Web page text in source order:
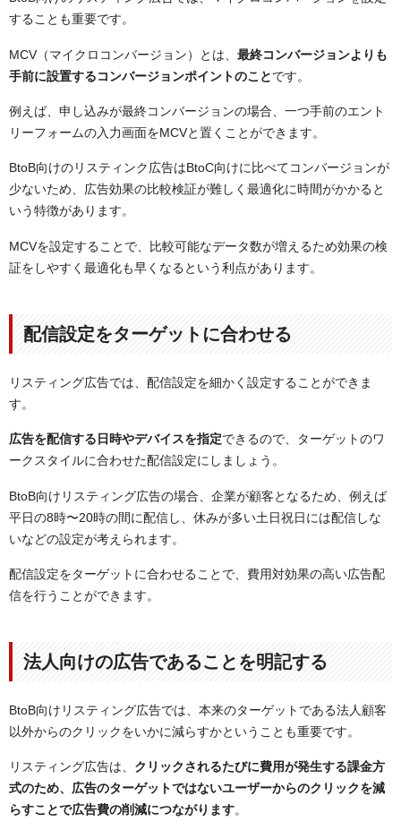
することも重要です。
MCV（マイクロコンバージョン）とは、 最終コンバージョンよりも
手前に設置するコンバージョンポイントのことです。
例えば、申し込みが最終コンバージョンの場合、一つ手前のエント
リーフォームの入力画面をMCVと置くことができます。
BtoB向けのリスティンク広告はBtoC向けに比べてコンバージョンが
少ないため、広告効果の比較検証が難しく最適化に時間がかかると
いう特徴があります。
MCVを設定することで、比較可能なデータ数が増えるため効果の検
証をしやすく最適化も早くなるという利点があります。
配信設定をターゲットに合わせる
リスティング広告では、配信設定を細かく設定することができま
す。
広告を配信する日時やデバイスを指定できるので、ターゲットのワ
ークスタイルに合わせた配信設定にしましょう。
BtoB向けリスティング広告の場合、企業が顧客となるため、例えば
平日の8時〜20時の間に配信し、休みが多い土日祝日には配信しな
いなどの設定が考えられます。
配信設定をターゲットに合わせることで、費用対効果の高い広告配
信を行うことができます。
法人向けの広告であることを明記する
BtoB向けリスティング広告では、本来のターゲットである法人顧客
以外からのクリックをいかに減らすかということも重要です。
リスティング広告は、 クリックされるたびに費用が発生する課金方
式のため、広告のターゲットではないユーザーからのクリックを減
らすことで広告費の削減につながります。